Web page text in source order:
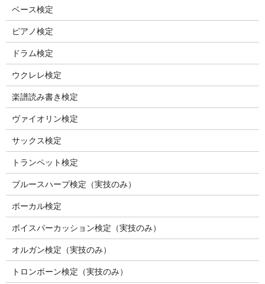
ベース検定
ピアノ検定
ドラム検定
ウクレレ検定
楽譜読み書き検定
ヴァイオリン検定
サックス検定
トランペット検定
ブルースハープ検定（実技のみ）
ボーカル検定
ボイスパーカッション検定（実技のみ）
オルガン検定（実技のみ）
トロンボーン検定（実技のみ）